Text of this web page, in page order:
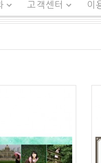
고객센터 이